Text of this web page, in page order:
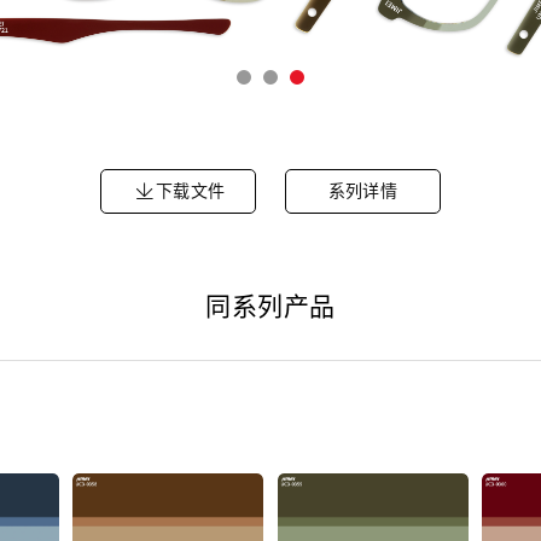
下载文件 系列详情
同系列产品